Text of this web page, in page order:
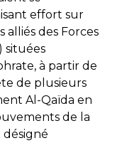
effort sur
alliés des Forces
situées
à partir de
de plusieurs
Al-Qaïda en
de la